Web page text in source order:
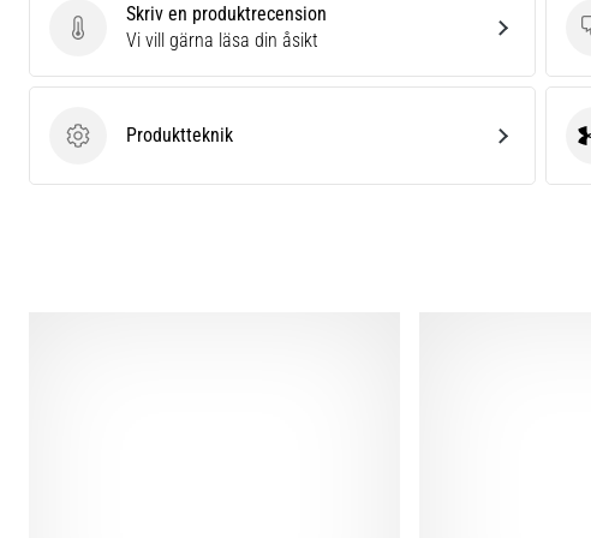
Skriv en produktrecension
Skriv en produktrecension
Vi vill gärna läsa din åsikt
ProduktteknikProduktteknik